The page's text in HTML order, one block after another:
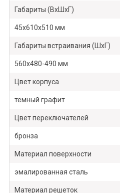
Габариты (ВхШхГ)
45х610х510 мм
Габариты встраивания (ШхГ)
560х480-490 мм
Цвет корпуса
тёмный графит
Цвет переключателей
бронза
Материал поверхности
эмалированная сталь
Материал решеток